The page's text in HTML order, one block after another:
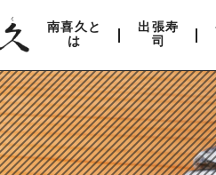
南喜久と
は
出張寿
司